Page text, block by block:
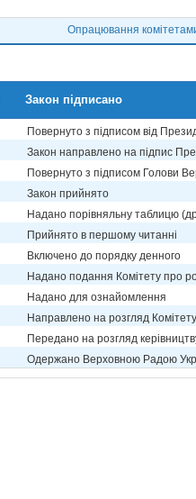
Опрацювання
Закон підписано
Повернуто з підписом від
Закон направлено на підпис
Повернуто з підписом Голови
Закон прийнято
Надано порівняльну таблицю
Прийнято в першому читанні
Включено до порядку денного
Надано подання Комітету про
Надано для ознайомлення
Направлено на розгляд Комітету
Передано на розгляд
Одержано Верховною Радою